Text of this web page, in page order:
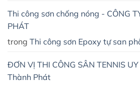
Thi công sơn chống nóng - CÔNG
PHÁT
trong Thi công sơn Epoxy tự san
ĐƠN VỊ THI CÔNG SÂN TENNIS
Thành Phát